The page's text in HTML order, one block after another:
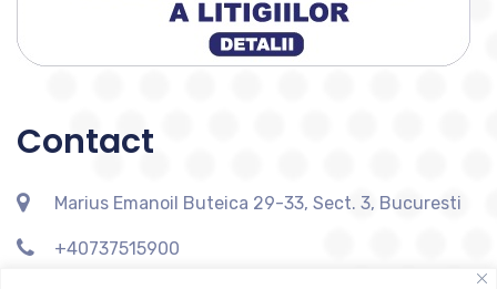
Contact
Marius Emanoil Buteica 29-33, Sect. 3, Bucuresti
+40737515900